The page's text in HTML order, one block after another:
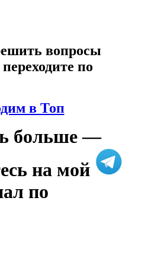
вопросы
по
в Топ
больше —
на мой
по